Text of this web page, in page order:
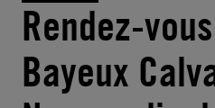
Rendez-
Bayeux